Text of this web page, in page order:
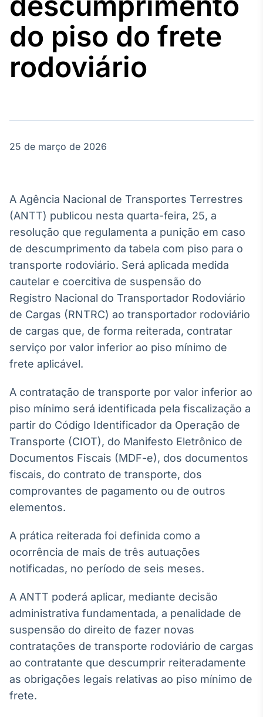
Agro
Tudo sobre o
agronegócio
O setor de
energia elétrica
Broadcast
White Label
Plataforma para
conteúdos
personalizados
Soluções de Dados
e Conteúdos
Plataforma para
negociação de
ativos
Broadcast
Datafeed
APIs para
integração de
conteúdos e
Broadcast
Ticker
Cotações e
headlines de
Broadcast
Widgets
Componentes
para conteúdos e
funcionalidades
do piso do frete
rodoviário
25 de março de 2026
A Agência Nacional de Transportes Terrestres
(ANTT) publicou nesta quarta-feira, 25, a
resolução que regulamenta a punição em caso
de descumprimento da tabela com piso para o
transporte rodoviário. Será aplicada medida
cautelar e coercitiva de suspensão do
Registro Nacional do Transportador Rodoviário
de Cargas (RNTRC) ao transportador rodoviário
de cargas que, de forma reiterada, contratar
serviço por valor inferior ao piso mínimo de
frete aplicável.
A contratação de transporte por valor inferior ao
piso mínimo será identificada pela fiscalização a
partir do Código Identificador da Operação de
Transporte (CIOT), do Manifesto Eletrônico de
Documentos Fiscais (MDF-e), dos documentos
fiscais, do contrato de transporte, dos
comprovantes de pagamento ou de outros
elementos.
A prática reiterada foi definida como a
ocorrência de mais de três autuações
notificadas, no período de seis meses.
A ANTT poderá aplicar, mediante decisão
administrativa fundamentada, a penalidade de
suspensão do direito de fazer novas
contratações de transporte rodoviário de cargas
ao contratante que descumprir reiteradamente
as obrigações legais relativas ao piso mínimo de
frete.